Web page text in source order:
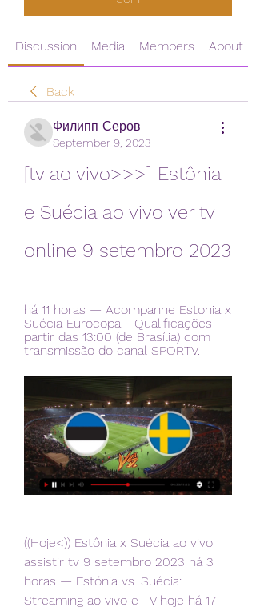
Discussion Media Members About
Back
Филипп Серов
September 9, 2023
[tv ao vivo>>>] Estônia
e Suécia ao vivo ver tv
online 9 setembro 2023
há 11 horas — Acompanhe Estonia x
Suécia Eurocopa - Qualificações
partir das 13:00 (de Brasília) com
transmissão do canal SPORTV.
((Hoje<)) Estônia x Suécia ao vivo
assistir tv 9 setembro 2023 há 3
horas — Estónia vs. Suécia:
Streaming ao vivo e TV hoje há 17